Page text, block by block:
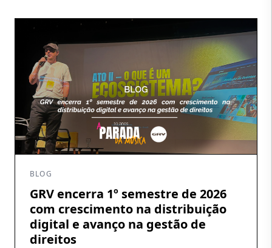
BLOG
GRV encerra 1º semestre de 2026
com crescimento na distribuição
digital e avanço na gestão de
direitos